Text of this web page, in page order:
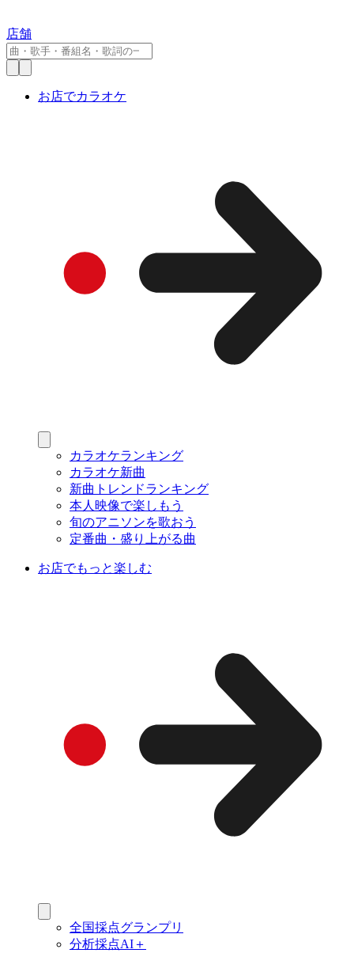
店舗
お店でカラオケ
カラオケランキング
カラオケ新曲
新曲トレンドランキング
本人映像で楽しもう
旬のアニソンを歌おう
定番曲・盛り上がる曲
お店でもっと楽しむ
全国採点グランプリ
分析採点AI＋